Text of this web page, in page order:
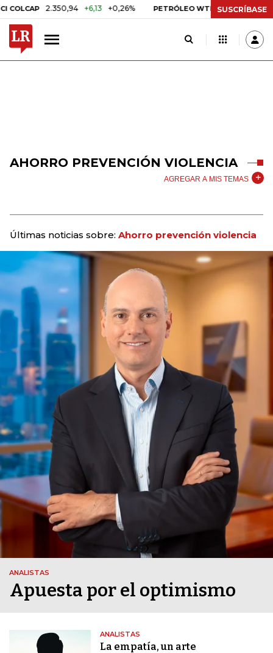
2.350,94 +6,13 +0,26% PETRÓLEO WTI US$ 78,01 US$ 2,92
SUSCRÍBASE
AHORRO PREVENCIÓN VIOLENCIA
AGREGAR A MIS TEMAS
Últimas noticias sobre: Ahorro prevención violencia
ANALISTAS
Apuesta por el optimismo
ANALISTAS
La empatía, un arte